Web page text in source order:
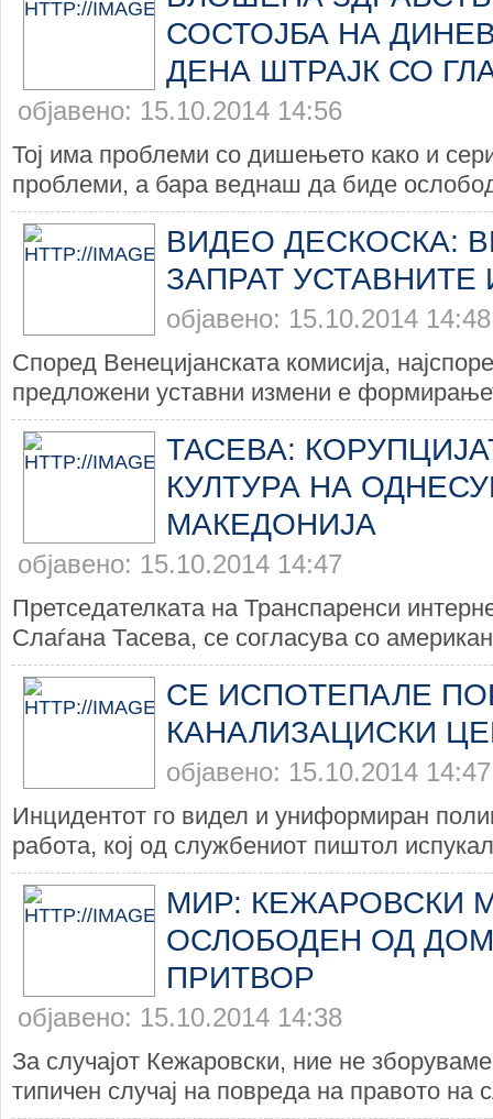
СОСТОЈБА НА
ДЕНА ШТРАЈК СО
објавено: 15.10.2014 14:56
Тој има проблеми со дишењето како и
проблеми, а бара веднаш да биде
ВИДЕО ДЕСКОСКА:
ЗАПРАТ УСТАВНИТЕ
објавено: 15.10.2014 14:48
Според Венецијанската комисија,
предложени уставни измени е
ТАСЕВА:
КУЛТУРА НА
МАКЕДОНИЈА
објавено: 15.10.2014 14:47
Претседателката на Транспаренси
Слаѓана Тасева, се согласува со
СЕ ИСПОТЕПАЛЕ
КАНАЛИЗАЦИСКИ
објавено: 15.10.2014 14:47
Инцидентот го видел и униформиран
работа, кој од службениот пиштол
МИР: КЕЖАРОВСКИ
ОСЛОБОДЕН ОД
ПРИТВОР
објавено: 15.10.2014 14:38
За случајот Кежаровски, ние не
типичен случај на повреда на правото на